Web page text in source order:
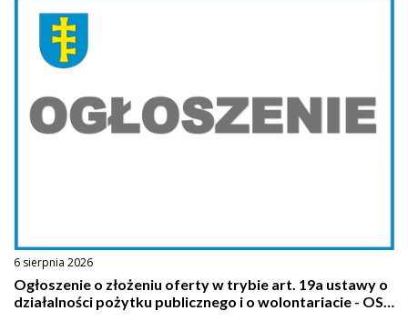
6 sierpnia 2026
Ogłoszenie o złożeniu oferty w trybie art. 19a ustawy o
działalności pożytku publicznego i o wolontariacie - OSP